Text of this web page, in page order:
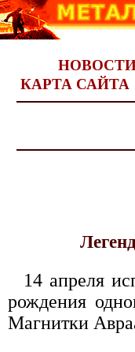
КАРТА САЙТА
14 апреля
рождения
Магнитки